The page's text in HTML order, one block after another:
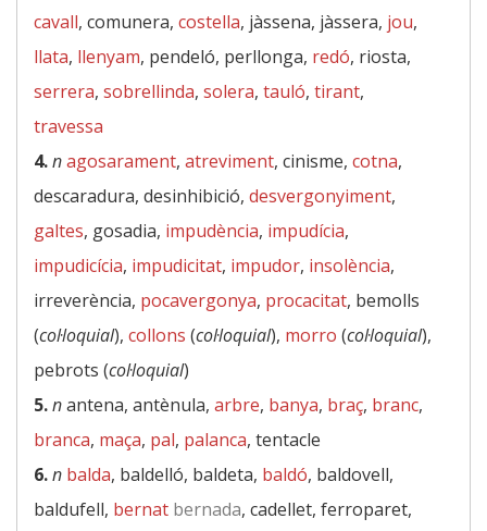
cavall, comunera, costella, jàssena, jàssera, jou,
llata, llenyam, pendeló, perllonga, redó, riosta,
serrera, sobrellinda, solera, tauló, tirant,
travessa
4.nagosarament, atreviment, cinisme, cotna,
descaradura, desinhibició, desvergonyiment,
galtes, gosadia, impudència, impudícia,
impudicícia, impudicitat, impudor, insolència,
irreverència, pocavergonya, procacitat, bemolls
(col·loquial), collons (col·loquial), morro (col·loquial),
pebrots (col·loquial)
5.nantena, antènula, arbre, banya, braç, branc,
branca, maça, pal, palanca, tentacle
6.n balda, baldelló, baldeta, baldó, baldovell,
baldufell, bernat bernada, cadellet, ferroparet,